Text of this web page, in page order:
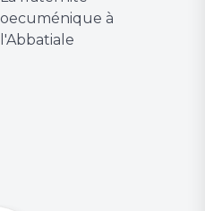
oecuménique à
l'Abbatiale